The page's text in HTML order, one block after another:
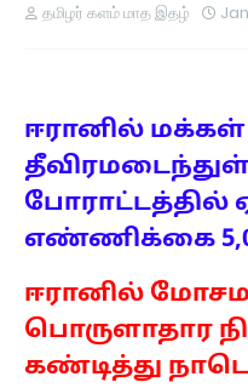
தமிழர் களம் மாத இதழ்
ஈரானில்
போராட்டத்தில்
எண்ணிக்கை
ஈரானில்
பொருளாதார
கண்டித்து